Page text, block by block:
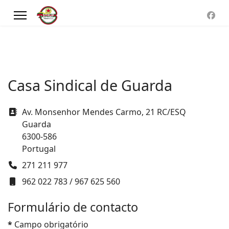
Casa Sindical de Guarda
Morada
Av. Monsenhor Mendes Carmo, 21 RC/ESQ
Guarda
6300-586
Portugal
Telefone
271 211 977
Telemóvel
962 022 783 / 967 625 560
Formulário de contacto
* Campo obrigatório